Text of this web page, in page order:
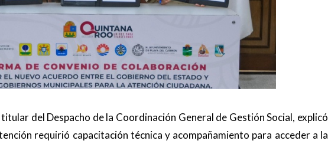
del Despacho de la Coordinación General de Gestión Social, explicó
requirió capacitación técnica y acompañamiento para acceder a la